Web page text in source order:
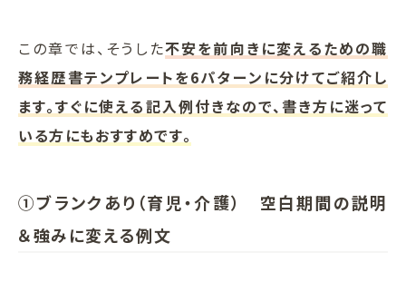
この章では、そうした不安を前向きに変えるための職
務経歴書テンプレートを6パターンに分けてご紹介し
ます。すぐに使える記入例付きなので、書き方に迷って
いる方にもおすすめです。
①ブランクあり（育児・介護） 空白期間の説明
＆強みに変える例文